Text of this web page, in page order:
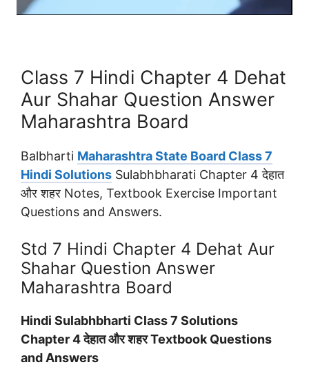
Class 7 Hindi Chapter 4 Dehat
Aur Shahar Question Answer
Maharashtra Board
Balbharti Maharashtra State Board Class 7
Hindi Solutions Sulabhbharati Chapter 4 देहात
और शहर Notes, Textbook Exercise Important
Questions and Answers.
Std 7 Hindi Chapter 4 Dehat Aur
Shahar Question Answer
Maharashtra Board
Hindi Sulabhbharti Class 7 Solutions
Chapter 4 देहात और शहर Textbook Questions
and Answers